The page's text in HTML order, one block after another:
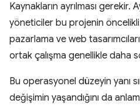
Kaynakların ayrılması gerekir.
yöneticiler bu projenin
pazarlama ve web
ortak çalışma genellikle daha
Bu operasyonel düzeyin yanı
değişimin yaşandığını da